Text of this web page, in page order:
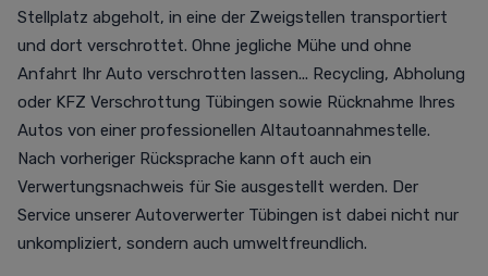
Stellplatz abgeholt, in eine der Zweigstellen transportiert
und dort verschrottet. Ohne jegliche Mühe und ohne
Anfahrt Ihr Auto verschrotten lassen... Recycling, Abholung
oder KFZ Verschrottung Tübingen sowie Rücknahme Ihres
Autos von einer professionellen Altautoannahmestelle.
Nach vorheriger Rücksprache kann oft auch ein
Verwertungsnachweis für Sie ausgestellt werden. Der
Service unserer Autoverwerter Tübingen ist dabei nicht nur
unkompliziert, sondern auch umweltfreundlich.